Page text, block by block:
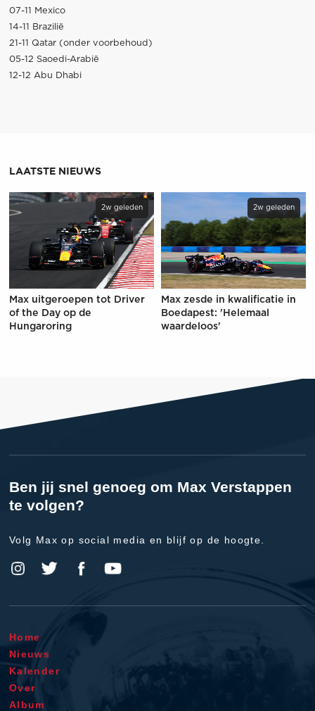
07-11 Mexico
14-11 Brazilië
21-11 Qatar (onder voorbehoud)
05-12 Saoedi-Arabië
12-12 Abu Dhabi
LAATSTE NIEUWS
2w geleden
Max uitgeroepen tot Driver
of the Day op de
Hungaroring
2w geleden
Max zesde in kwalificatie in
Boedapest: 'Helemaal
waardeloos'
Ben jij snel genoeg om Max Verstappen
te volgen?
Volg Max op social media en blijf op de hoogte.
Home
Nieuws
Kalender
Over
Album